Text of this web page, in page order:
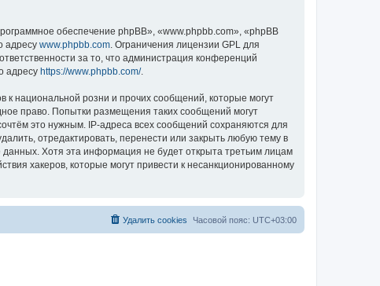
обеспечение phpBB», «www.phpbb.com», «phpBB
адресу www.phpbb.com . Ограничения лицензии GPL для
за то, что администрация конференций
адресу https://www.phpbb.com/.
национальной розни и прочих сообщений, которые могут
право. Попытки размещения таких сообщений могут
это нужным. IP-адреса всех сообщений сохраняются для
отредактировать, перенести или закрыть любую тему в
Хотя эта информация не будет открыта третьим лицам
хакеров, которые могут привести к несанкционированному
Часовой пояс: UTC+03:00
Удалить cookies